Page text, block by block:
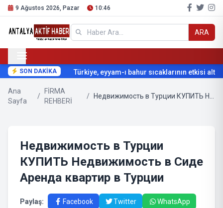
9 Ağustos 2026, Pazar 10:46
ARA
SON DAKİKA Türkiye, eyyam-ı bahur sıcaklarının etkisi
Ana
Sayfa
/
FİRMA
REHBERİ
/
Недвижимость в Турции
КУПИТЬ Недвижимость в Сиде
Аренда квартир в Турции
Paylaş: Facebook Twitter WhatsApp